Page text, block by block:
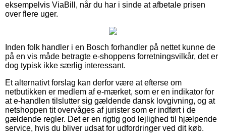
eksempelvis ViaBill, når du har i sinde at afbetale prisen
over flere uger.
Inden folk handler i en Bosch forhandler på nettet kunne de
på en vis måde betragte e-shoppens forretningsvilkår, det er
dog typisk ikke særlig interessant.
Et alternativt forslag kan derfor være at efterse om
netbutikken er medlem af e-mærket, som er en indikator for
at e-handlen tilslutter sig gældende dansk lovgivning, og at
netshoppen tit overvåges af jurister som er indført i de
gældende regler. Det er en rigtig god lejlighed til hjælpende
service, hvis du bliver udsat for udfordringer ved dit køb.